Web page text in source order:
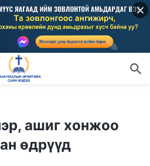
хайсан өдрүүд
ашиг хонжоо
өдрүүд